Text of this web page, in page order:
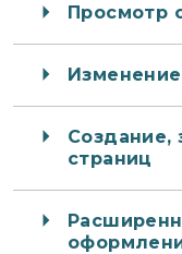
Просмотр
Создание,
страниц